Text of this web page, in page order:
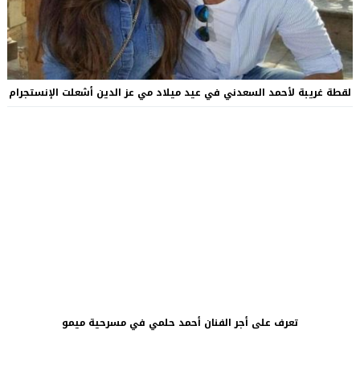
لقطة غريبة لأحمد السعدني في عيد ميلاد مي عز الدين أشعلت الإنستجرام
تعرف على أجر الفنان أحمد حلمي في مسرحية ميمو